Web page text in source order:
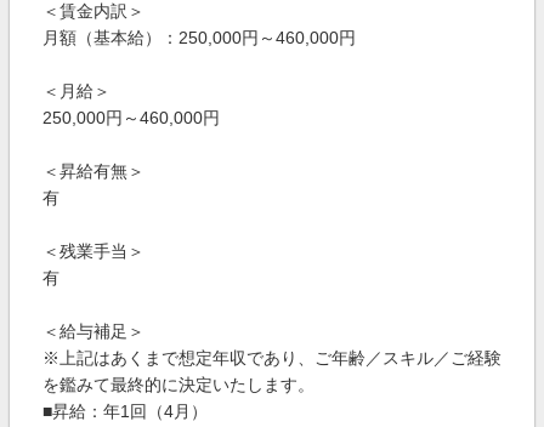
＜賃金内訳＞
月額（基本給）：250,000円～460,000円
＜月給＞
250,000円～460,000円
＜昇給有無＞
有
＜残業手当＞
有
＜給与補足＞
※上記はあくまで想定年収であり、ご年齢／スキル／ご経験
を鑑みて最終的に決定いたします。
■昇給：年1回（4月）